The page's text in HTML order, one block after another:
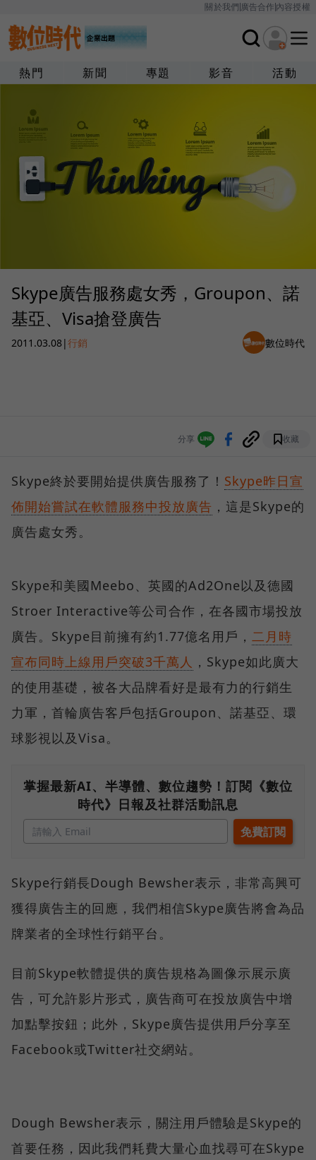
關於我們廣告合作內容授權
熱門 新聞 專題 影音 活動
Skype廣告服務處女秀，Groupon、諾
基亞、Visa搶登廣告
2011.03.08|行銷 數位時代
分享 收藏
Skype終於要開始提供廣告服務了！ Skype昨日宣
佈開始嘗試在軟體服務中投放廣告 ，這是Skype的
廣告處女秀。
Skype和美國Meebo、英國的Ad2One以及德國
Stroer Interactive等公司合作，在各國市場投放
廣告。Skype目前擁有約1.77億名用戶， 二月時
宣布同時上線用戶突破3千萬人 ，Skype如此廣大
的使用基礎，被各大品牌看好是最有力的行銷生
力軍，首輪廣告客戶包括Groupon、諾基亞、環
球影視以及Visa。
掌握最新AI、半導體、數位趨勢！訂閱《數位
時代》日報及社群活動訊息
Skype行銷長Dough Bewsher表示，非常高興可
獲得廣告主的回應，我們相信Skype廣告將會為品
牌業者的全球性行銷平台。
目前Skype軟體提供的廣告規格為圖像示展示廣
告，可允許影片形式，廣告商可在投放廣告中增
加點擊按鈕；此外，Skype廣告提供用戶分享至
Facebook或Twitter社交網站。
Dough Bewsher表示，關注用戶體驗是Skype的
首要任務，因此我們耗費大量心血找尋可在Skype